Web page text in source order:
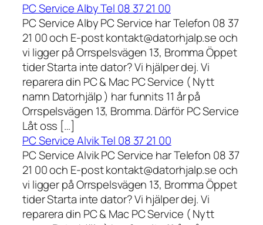
PC Service Alby Tel 08 37 21 00
PC Service Alby PC Service har Telefon 08 37
21 00 och E-post kontakt@datorhjalp.se och
vi ligger på Orrspelsvägen 13, Bromma Öppet
tider Starta inte dator? Vi hjälper dej. Vi
reparera din PC & Mac PC Service ( Nytt
namn Datorhjälp ) har funnits 11 år på
Orrspelsvägen 13, Bromma. Därför PC Service
Låt oss […]
PC Service Alvik Tel 08 37 21 00
PC Service Alvik PC Service har Telefon 08 37
21 00 och E-post kontakt@datorhjalp.se och
vi ligger på Orrspelsvägen 13, Bromma Öppet
tider Starta inte dator? Vi hjälper dej. Vi
reparera din PC & Mac PC Service ( Nytt